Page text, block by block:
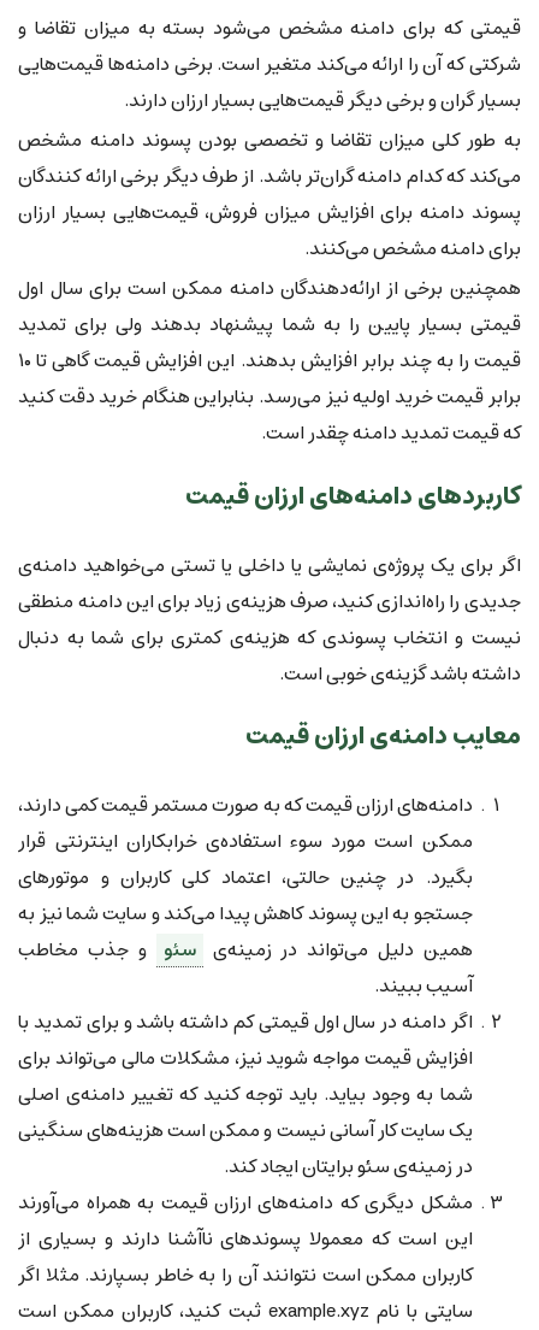
قیمتی که برای دامنه مشخص می‌شود بسته به میزان تقاضا و
شرکتی که آن را ارائه می‌کند متغیر است. برخی دامنه‌ها قیمت‌هایی
بسیار گران و برخی دیگر قیمت‌هایی بسیار ارزان دارند.
به طور کلی میزان تقاضا و تخصصی بودن پسوند دامنه مشخص
می‌کند که کدام دامنه گران‌تر باشد. از طرف دیگر برخی ارائه کنندگان
پسوند دامنه برای افزایش میزان فروش، قیمت‌هایی بسیار ارزان
برای دامنه مشخص می‌کنند.
همچنین برخی از ارائه‌دهندگان دامنه ممکن است برای سال اول
قیمتی بسیار پایین را به شما پیشنهاد بدهند ولی برای تمدید
قیمت را به چند برابر افزایش بدهند. این افزایش قیمت گاهی تا ۱۰
برابر قیمت خرید اولیه نیز می‌رسد. بنابراین هنگام خرید دقت کنید
که قیمت تمدید دامنه چقدر است.
کاربردهای دامنه‌های ارزان قیمت
اگر برای یک پروژه‌ی نمایشی یا داخلی یا تستی می‌خواهید دامنه‌ی
جدیدی را راه‌اندازی کنید، صرف هزینه‌ی زیاد برای این دامنه منطقی
نیست و انتخاب پسوندی که هزینه‌ی کمتری برای شما به دنبال
داشته باشد گزینه‌ی خوبی است.
معایب دامنه‌ی ارزان قیمت
دامنه‌های ارزان قیمت که به صورت مستمر قیمت کمی دارند،
ممکن است مورد سوء استفاده‌ی خرابکاران اینترنتی قرار
بگیرد. در چنین حالتی، اعتماد کلی کاربران و موتورهای
جستجو به این پسوند کاهش پیدا می‌کند و سایت شما نیز به
همین دلیل می‌تواند در زمینه‌ی سئو و جذب مخاطب
آسیب ببیند.
اگر دامنه در سال اول قیمتی کم داشته باشد و برای تمدید با
افزایش قیمت مواجه شوید نیز، مشکلات مالی می‌تواند برای
شما به وجود بیاید. باید توجه کنید که تغییر دامنه‌ی اصلی
یک سایت کار آسانی نیست و ممکن است هزینه‌های سنگینی
در زمینه‌ی سئو برایتان ایجاد کند.
مشکل دیگری که دامنه‌های ارزان قیمت به همراه می‌آورند
این است که معمولا پسوندهای ناآشنا دارند و بسیاری از
کاربران ممکن است نتوانند آن را به خاطر بسپارند. مثلا اگر
سایتی با نام example.xyz ثبت کنید، کاربران ممکن است